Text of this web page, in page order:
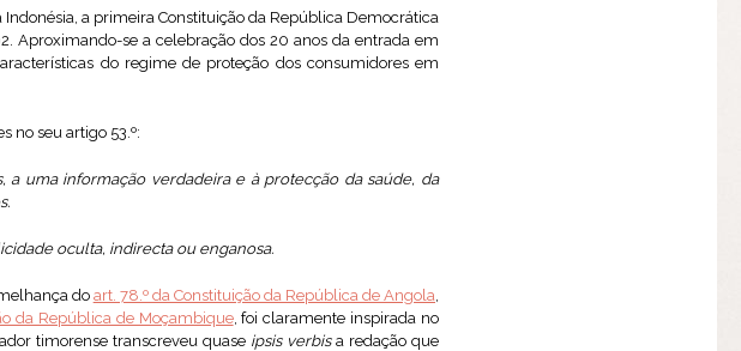
a primeira Constituição da República Democrática
Aproximando-se a celebração dos 20 anos da entrada em
do regime de proteção dos consumidores em
no seu artigo 53.º:
uma informação verdadeira e à protecção da saúde, da
oculta, indirecta ou enganosa.
do art. 78.º da Constituição da República de Angola,
da República de Moçambique, foi claramente inspirada no
timorense transcreveu quase ipsis verbisa redação que